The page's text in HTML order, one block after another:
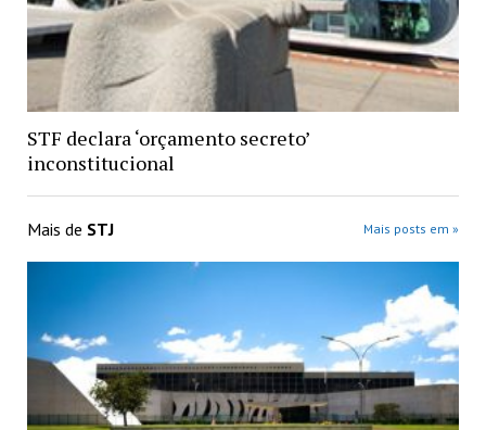
STF declara ‘orçamento secreto’
inconstitucional
Mais de STJ Mais posts em »